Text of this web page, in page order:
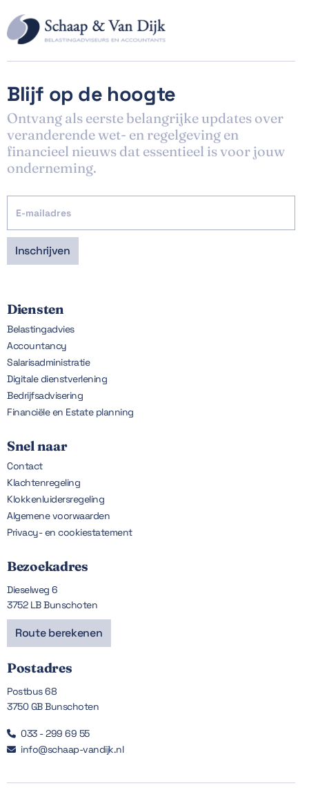
Blijf op de hoogte
Ontvang als eerste belangrijke updates over
veranderende wet- en regelgeving en
financieel nieuws dat essentieel is voor jouw
onderneming.
Diensten
Belastingadvies
Accountancy
Salarisadministratie
Digitale dienstverlening
Bedrijfsadvisering
Financiële en Estate planning
Snel naar
Contact
Klachtenregeling
Klokkenluidersregeling
Algemene voorwaarden
Privacy- en cookiestatement
Bezoekadres
Dieselweg 6
3752 LB Bunschoten
Route berekenen
Postadres
Postbus 68
3750 GB Bunschoten
 033 - 299 69 55
 info@schaap-vandijk.nl